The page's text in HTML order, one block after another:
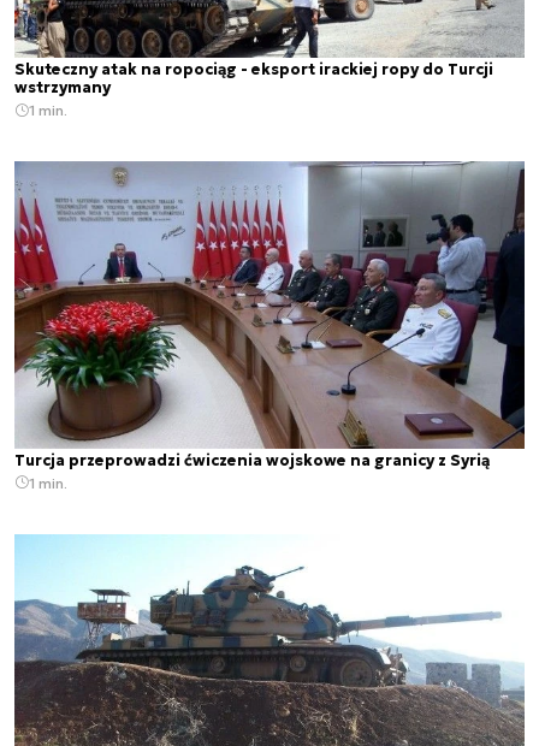
Skuteczny atak na ropociąg - eksport irackiej ropy do Turcji
wstrzymany
1 min.
Turcja przeprowadzi ćwiczenia wojskowe na granicy z Syrią
1 min.